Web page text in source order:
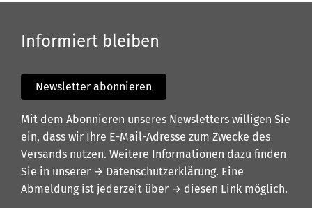
Informiert bleiben
Newsletter abonnieren
Mit dem Abonnieren unseres Newsletters willigen Sie
ein, dass wir Ihre E-Mail-Adresse zum Zwecke des
Versands nutzen. Weitere Informationen dazu finden
Sie in unserer → Datenschutzerklärung. Eine
Abmeldung ist jederzeit über → diesen Link möglich.